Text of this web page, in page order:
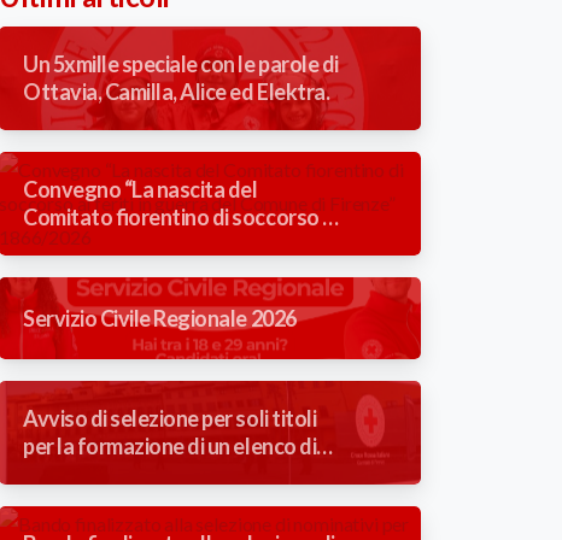
Un 5xmille speciale con le parole di
Ottavia, Camilla, Alice ed Elektra.
Convegno “La nascita del
Comitato fiorentino di soccorso ai
feriti in guerra del Comune di
Firenze” 1866/2026
Servizio Civile Regionale 2026
Avviso di selezione per soli titoli
per la formazione di un elenco di
Soccorritore con contratto a
tempo determinato (3 mesi).